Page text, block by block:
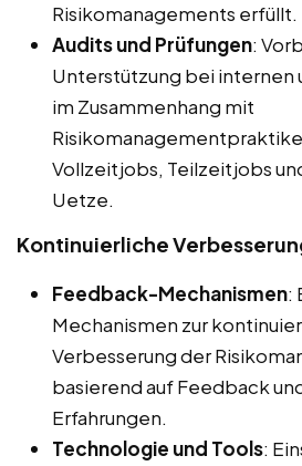
Risikomanagements erfüllt.
Audits und Prüfungen:
Unterstützung bei internen
im Zusammenhang mit
Vollzeitjobs, Teilzeitjobs
Uetze.
Kontinuierliche
Feedback-Mechanismen:
Mechanismen zur
Verbesserung der
basierend auf Feedback
Erfahrungen.
Technologie und Tools: